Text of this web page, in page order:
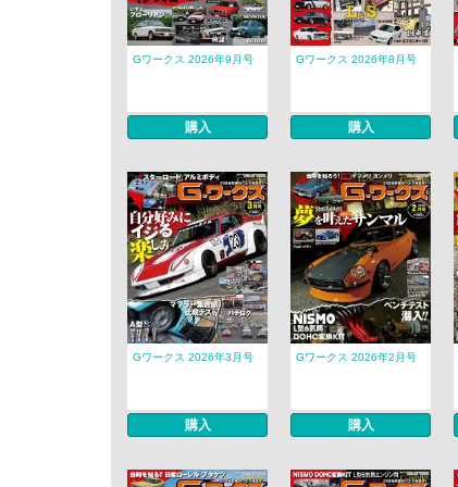
Gワークス 2026年9月号
購入
Gワークス 2026年8月号
購入
Gワークス 2026年3月号
購入
Gワークス 2026年2月号
購入